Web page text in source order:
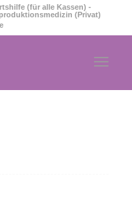
(für alle Kassen) -
(Privat)